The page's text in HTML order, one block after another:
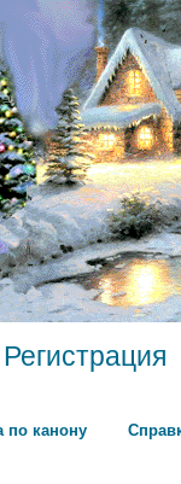
Регистрация
по канону